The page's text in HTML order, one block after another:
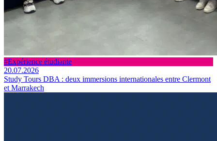
#Expérience étudiante
20.07.2026
Study Tours DBA : deux immersions internationales entre Clermont
et Marrakech